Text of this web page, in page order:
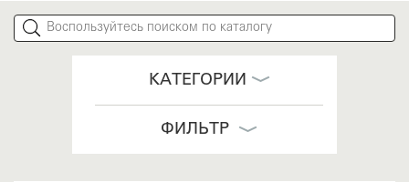
КАТЕГОРИИ
ФИЛЬТР